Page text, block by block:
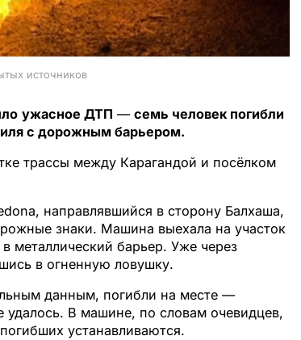
источников
ужасное ДТП — семь человек погибли
с дорожным барьером.
трассы между Карагандой и посёлком
направлявшийся в сторону Балхаша,
знаки. Машина выехала на участок
металлический барьер. Уже через
в огненную ловушку.
данным, погибли на месте —
удалось. В машине, по словам очевидцев,
устанавливаются.